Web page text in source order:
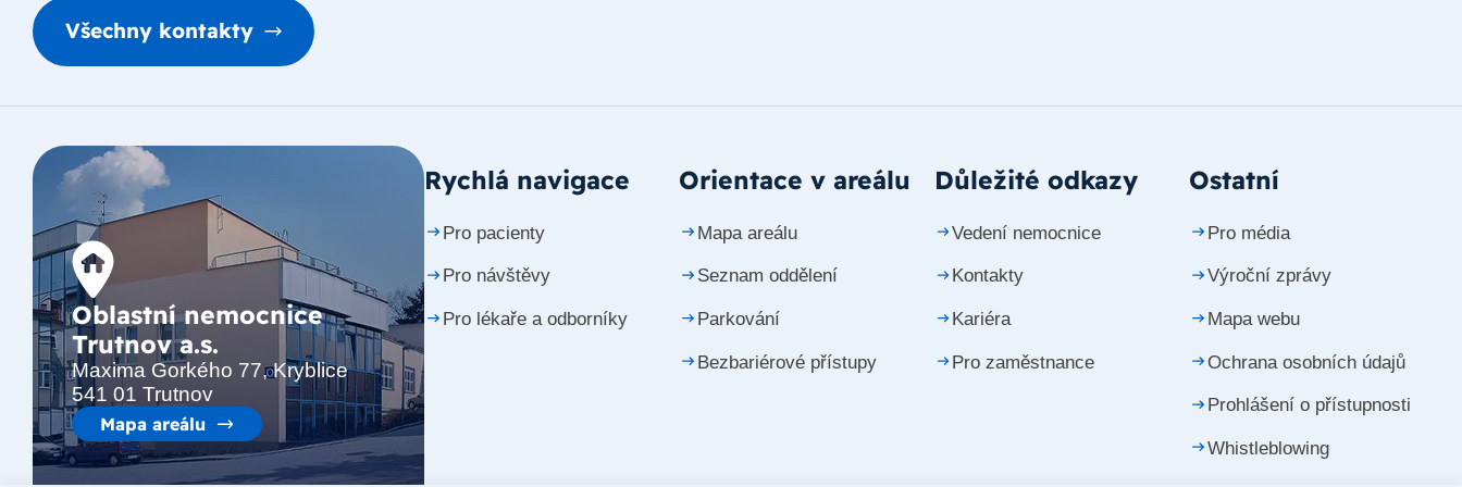
Všechny kontakty
Oblastní nemocnice
Trutnov a.s.
Maxima Gorkého 77, Kryblice
541 01 Trutnov
Mapa areálu
Rychlá navigace
Pro pacienty
Pro návštěvy
Pro lékaře a odborníky
Orientace v areálu
Mapa areálu
Seznam oddělení
Parkování
Bezbariérové přístupy
Důležité odkazy
Vedení nemocnice
Kontakty
Kariéra
Pro zaměstnance
Ostatní
Pro média
Výroční zprávy
Mapa webu
Ochrana osobních údajů
Prohlášení o přístupnosti
Whistleblowing